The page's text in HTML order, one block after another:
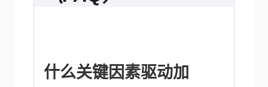
什么关键因素驱动加